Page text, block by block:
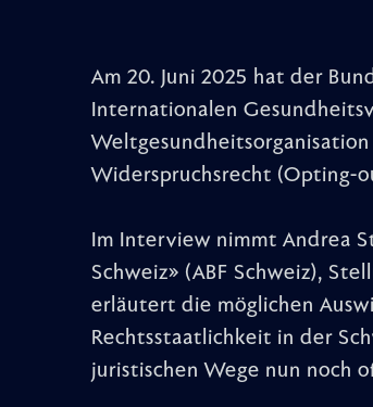
Am 20. Juni 2025 hat der
Internationalen
Widerspruchsrecht (Opting-
Im Interview nimmt Andrea
Schweiz» (ABF Schweiz),
erläutert die möglichen
Rechtsstaatlichkeit in der
juristischen Wege nun noch